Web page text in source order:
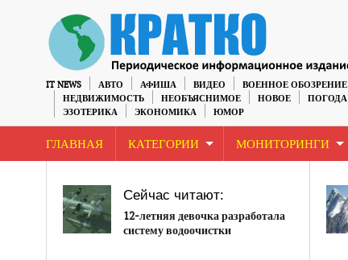
IT NEWS АВТО АФИША ВИДЕО ВОЕННОЕ ОБОЗРЕНИЕ
НЕДВИЖИМОСТЬ
НЕОБЪЯСНИМОЕ НОВОЕ ПОГОДА
ЭЗОТЕРИКА
ЭКОНОМИКА ЮМОР
ГЛАВНАЯ КАТЕГОРИИ МОНИТОРИНГИ
Сейчас читают:
12-летняя девочка разработала
систему водоочистки